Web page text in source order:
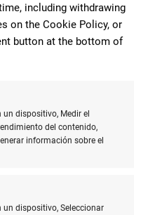
including withdrawing
on the Cookie Policy, or
button at the bottom of
dispositivo, Medir el
del contenido,
información sobre el
dispositivo, Seleccionar
Plataformas como Khan
cursos gratuitos y de pago
matemáticas hasta
practicar y mejorar
el uso de tarjetas
y herramientas de
a una vasta